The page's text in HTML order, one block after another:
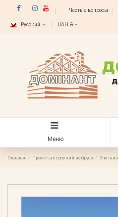
Частые вопросы
Русский UAH ₴
Меню
Главная Проекты строений из бруса Златана